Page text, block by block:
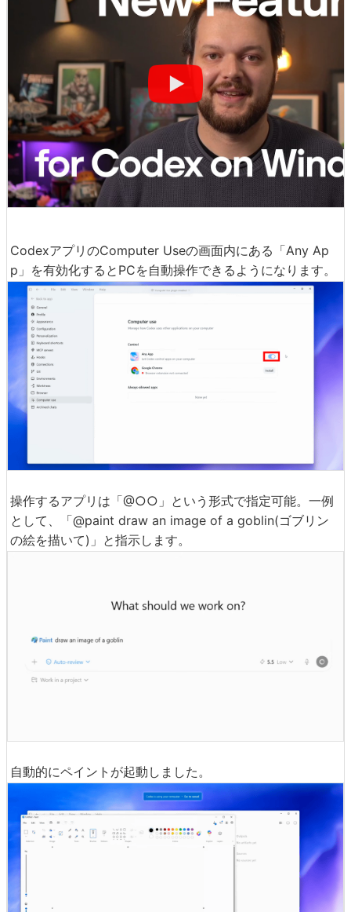
CodexアプリのComputer Useの画面内にある「Any Ap
p」を有効化するとPCを自動操作できるようになります。
操作するアプリは「@○○」という形式で指定可能。一例
として、「@paint draw an image of a goblin(ゴブリン
の絵を描いて)」と指示します。
自動的にペイントが起動しました。